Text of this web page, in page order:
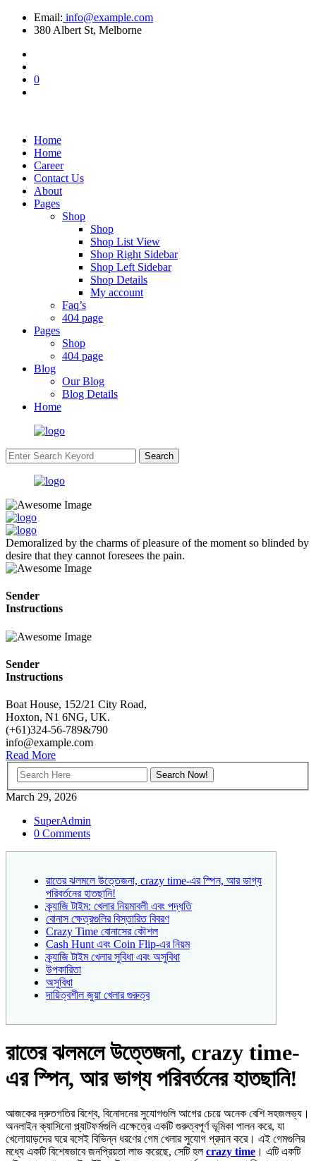
Email: info@example.com
380 Albert St, Melborne
0
Home
Home
Career
Contact Us
About
Pages
Shop
Shop
Shop List View
Shop Right Sidebar
Shop Left Sidebar
Shop Details
My account
Faq’s
404 page
Pages
Shop
404 page
Blog
Our Blog
Blog Details
Home
Search
Demoralized by the charms of pleasure of the moment so blinded by
desire that they cannot foresees the pain.
Sender
Instructions
Sender
Instructions
Boat House, 152/21 City Road,
Hoxton, N1 6NG, UK.
(+61)324-56-789&790
info@example.com
Read More
March 29, 2026
SuperAdmin
0 Comments
রাতের ঝলমলে উত্তেজনা, crazy time-এর স্পিন, আর ভাগ্য
পরিবর্তনের হাতছানি!
ক্র্যাজি টাইম: খেলার নিয়মাবলী এবং পদ্ধতি
বোনাস ক্ষেত্রগুলির বিস্তারিত বিবরণ
Crazy Time বোনাসের কৌশল
Cash Hunt এবং Coin Flip-এর নিয়ম
ক্র্যাজি টাইম খেলার সুবিধা এবং অসুবিধা
উপকারিতা
অসুবিধা
দায়িত্বশীল জুয়া খেলার গুরুত্ব
রাতের ঝলমলে উত্তেজনা, crazy time-
এর স্পিন, আর ভাগ্য পরিবর্তনের হাতছানি!
আজকের দ্রুতগতির বিশ্বে, বিনোদনের সুযোগগুলি আগের চেয়ে অনেক বেশি সহজলভ্য।
অনলাইন ক্যাসিনো প্ল্যাটফর্মগুলি এক্ষেত্রে একটি গুরুত্বপূর্ণ ভূমিকা পালন করে, যা
খেলোয়াড়দের ঘরে বসেই বিভিন্ন ধরণের গেম খেলার সুযোগ প্রদান করে। এই গেমগুলির
মধ্যে একটি বিশেষভাবে জনপ্রিয়তা লাভ করেছে, সেটি হলcrazy time । এটি একটি